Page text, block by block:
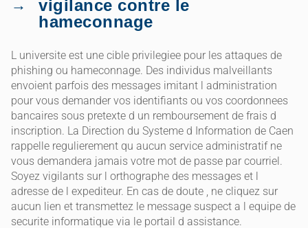
vigilance contre le
hameconnage
L universite est une cible privilegiee pour les attaques de
phishing ou hameconnage. Des individus malveillants
envoient parfois des messages imitant l administration
pour vous demander vos identifiants ou vos coordonnees
bancaires sous pretexte d un remboursement de frais d
inscription. La Direction du Systeme d Information de Caen
rappelle regulierement qu aucun service administratif ne
vous demandera jamais votre mot de passe par courriel.
Soyez vigilants sur l orthographe des messages et l
adresse de l expediteur. En cas de doute , ne cliquez sur
aucun lien et transmettez le message suspect a l equipe de
securite informatique via le portail d assistance.